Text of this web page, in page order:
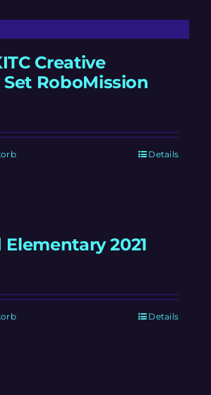
Creative
RoboMission
Details
2021
Details